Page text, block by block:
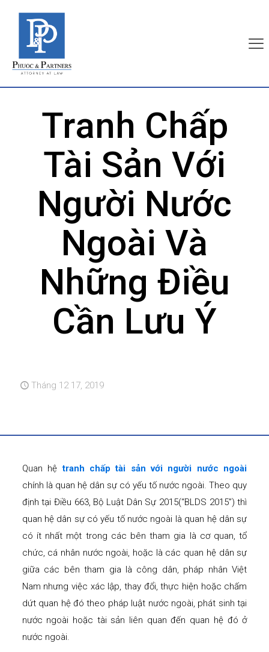
Tranh Chấp
Tài Sản Với
Người Nước
Ngoài Và
Những Điều
Cần Lưu Ý
Tháng 12 17, 2019
Quan hệtranh chấp tài sản với người nước ngoài
chính là quan hệ dân sự có yếu tố nước ngoài. Theo quy
định tại Điều 663, Bộ Luật Dân Sự 2015(“BLDS 2015”) thì
quan hệ dân sự có yếu tố nước ngoài là quan hệ dân sự
có ít nhất một trong các bên tham gia là cơ quan, tổ
chức, cá nhân nước ngoài, hoặc là các quan hệ dân sự
giữa các bên tham gia là công dân, pháp nhân Việt
Nam nhưng việc xác lập, thay đổi, thực hiện hoặc chấm
dứt quan hệ đó theo pháp luật nước ngoài, phát sinh tại
nước ngoài hoặc tài sản liên quan đến quan hệ đó ở
nước ngoài.